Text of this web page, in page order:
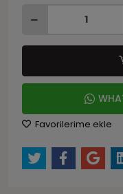
Favorilerime ekle